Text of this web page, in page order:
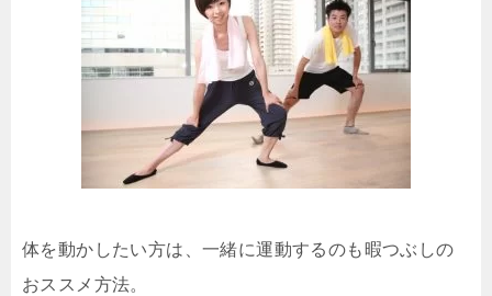
体を動かしたい方は、一緒に運動するのも暇つぶしの
おススメ方法。